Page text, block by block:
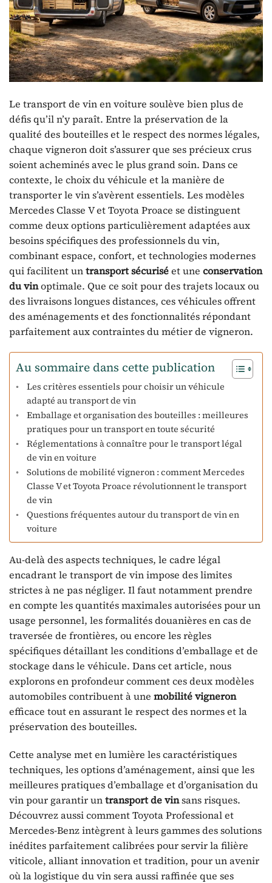
Le transport de vin en voiture soulève bien plus de
défis qu’il n’y paraît. Entre la préservation de la
qualité des bouteilles et le respect des normes légales,
chaque vigneron doit s’assurer que ses précieux crus
soient acheminés avec le plus grand soin. Dans ce
contexte, le choix du véhicule et la manière de
transporter le vin s’avèrent essentiels. Les modèles
Mercedes Classe V et Toyota Proace se distinguent
comme deux options particulièrement adaptées aux
besoins spécifiques des professionnels du vin,
combinant espace, confort, et technologies modernes
qui facilitent untransport sécuriséet une conservation
du vinoptimale. Que ce soit pour des trajets locaux ou
des livraisons longues distances, ces véhicules offrent
des aménagements et des fonctionnalités répondant
parfaitement aux contraintes du métier de vigneron.
Au sommaire dans cette publication
Les critères essentiels pour choisir un véhicule
adapté au transport de vin
Emballage et organisation des bouteilles : meilleures
pratiques pour un transport en toute sécurité
Réglementations à connaître pour le transport légal
de vin en voiture
Solutions de mobilité vigneron : comment Mercedes
Classe V et Toyota Proace révolutionnent le transport
de vin
Questions fréquentes autour du transport de vin en
voiture
Au-delà des aspects techniques, le cadre légal
encadrant le transport de vin impose des limites
strictes à ne pas négliger. Il faut notamment prendre
en compte les quantités maximales autorisées pour un
usage personnel, les formalités douanières en cas de
traversée de frontières, ou encore les règles
spécifiques détaillant les conditions d’emballage et de
stockage dans le véhicule. Dans cet article, nous
explorons en profondeur comment ces deux modèles
automobiles contribuent à une mobilité vigneron
efficace tout en assurant le respect des normes et la
préservation des bouteilles.
Cette analyse met en lumière les caractéristiques
techniques, les options d’aménagement, ainsi que les
meilleures pratiques d’emballage et d’organisation du
vin pour garantir untransport de vinsans risques.
Découvrez aussi comment Toyota Professional et
Mercedes-Benz intègrent à leurs gammes des solutions
inédites parfaitement calibrées pour servir la filière
viticole, alliant innovation et tradition, pour un avenir
où la logistique du vin sera aussi raffinée que ses